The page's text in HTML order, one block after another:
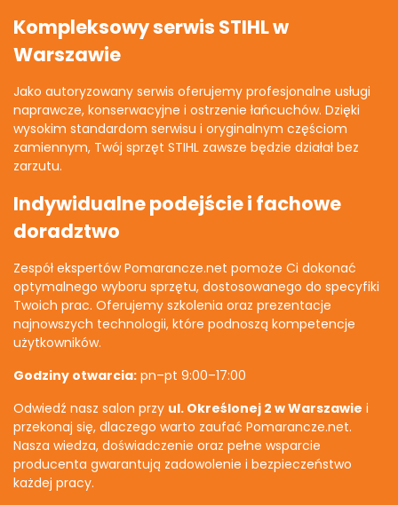
Kompleksowy serwis STIHL w
Warszawie
Jako autoryzowany serwis oferujemy profesjonalne usługi
naprawcze, konserwacyjne i ostrzenie łańcuchów. Dzięki
wysokim standardom serwisu i oryginalnym częściom
zamiennym, Twój sprzęt STIHL zawsze będzie działał bez
zarzutu.
Indywidualne podejście i fachowe
doradztwo
Zespół ekspertów Pomarancze.net pomoże Ci dokonać
optymalnego wyboru sprzętu, dostosowanego do specyfiki
Twoich prac. Oferujemy szkolenia oraz prezentacje
najnowszych technologii, które podnoszą kompetencje
użytkowników.
Godziny otwarcia: pn–pt 9:00–17:00
Odwiedź nasz salon przy ul. Określonej 2 w Warszawie i
przekonaj się, dlaczego warto zaufać Pomarancze.net.
Nasza wiedza, doświadczenie oraz pełne wsparcie
producenta gwarantują zadowolenie i bezpieczeństwo
każdej pracy.